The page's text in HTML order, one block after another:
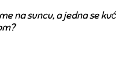
na suncu, a jedna se